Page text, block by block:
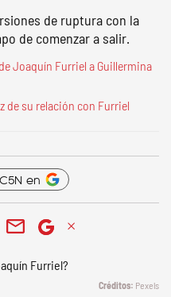
de ruptura con la
de comenzar a salir.
Joaquín Furriel a Guillermina
de su relación con Furriel
en
Pexels